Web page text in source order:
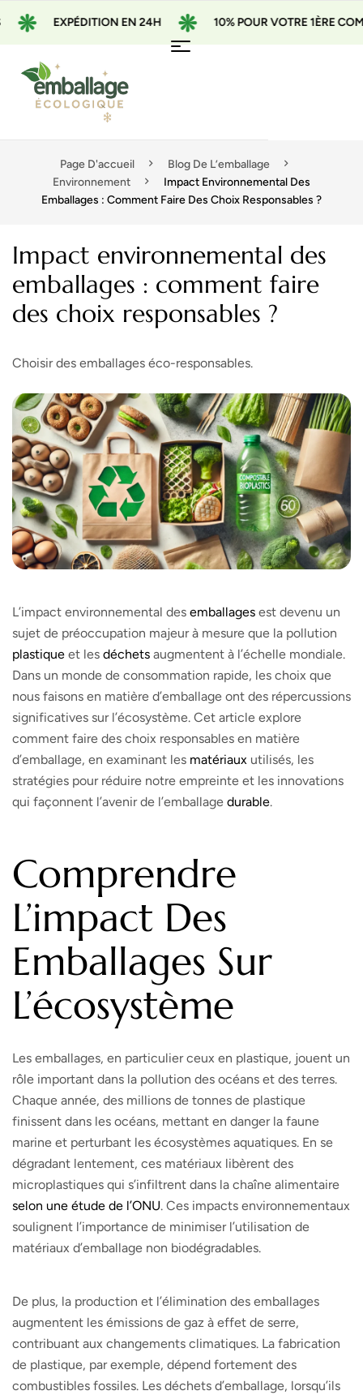
EXPÉDITION EN 24H 10% POUR VOTRE 1ÈRE
Page D'accueil
Blog De L’emballage
Environnement
Impact Environnemental Des
Emballages : Comment Faire Des Choix Responsables ?
Impact environnemental des
emballages : comment faire
des choix responsables ?
Choisir des emballages éco-responsables.
L’impact environnemental des emballages est devenu un
sujet de préoccupation majeur à mesure que la pollution
plastique et les déchets augmentent à l’échelle mondiale.
Dans un monde de consommation rapide, les choix que
nous faisons en matière d’emballage ont des répercussions
significatives sur l’écosystème. Cet article explore
comment faire des choix responsables en matière
d’emballage, en examinant les matériaux utilisés, les
stratégies pour réduire notre empreinte et les innovations
qui façonnent l’avenir de l’emballage durable.
Comprendre
L’impact Des
Emballages Sur
L’écosystème
Les emballages, en particulier ceux en plastique, jouent un
rôle important dans la pollution des océans et des terres.
Chaque année, des millions de tonnes de plastique
finissent dans les océans, mettant en danger la faune
marine et perturbant les écosystèmes aquatiques. En se
dégradant lentement, ces matériaux libèrent des
microplastiques qui s’infiltrent dans la chaîne alimentaire
selon une étude de l’ONU. Ces impacts environnementaux
soulignent l’importance de minimiser l’utilisation de
matériaux d’emballage non biodégradables.
De plus, la production et l’élimination des emballages
augmentent les émissions de gaz à effet de serre,
contribuant aux changements climatiques. La fabrication
de plastique, par exemple, dépend fortement des
combustibles fossiles. Les déchets d’emballage, lorsqu’ils